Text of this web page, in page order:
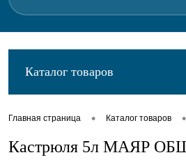
Каталог товаров
Главная страница • Каталог товаров •
Кастрюля 5л МАЯР